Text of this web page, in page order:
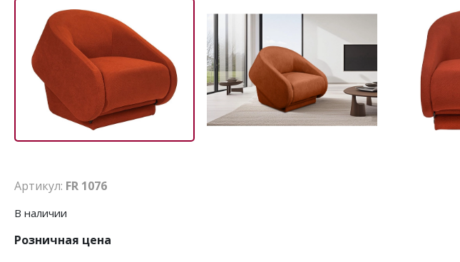
Артикул: FR 1076
В наличии
Розничная цена